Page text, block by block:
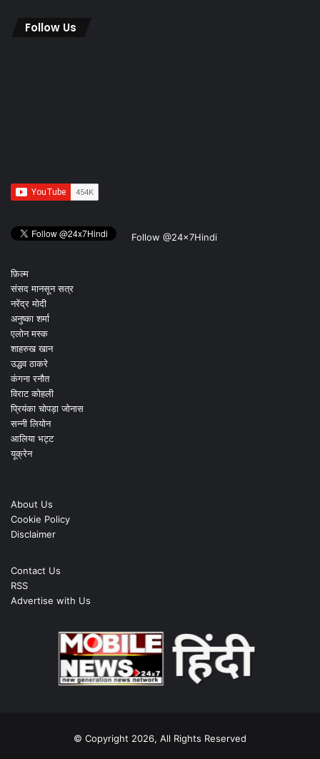
Follow Us
Follow @24x7Hindi
फ़िल्म
संसद मानसून सत्र
नरेंद्र मोदी
अनुष्का शर्मा
एलोन मस्क
शाहरुख खान
उद्धव ठाकरे
कंगना रनौत
विराट कोहली
प्रियंका चोपड़ा जोनास
सन्नी लियोन
आलिया भट्ट
यूक्रेन
About Us
Cookie Policy
Disclaimer
Contact Us
RSS
Advertise with Us
© Copyright 2026, All Rights Reserved